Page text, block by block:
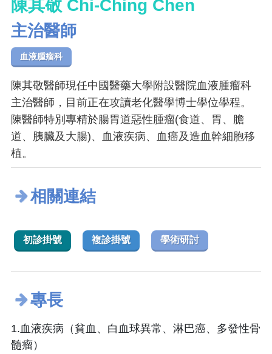
陳其敬 Chi-Ching Chen
主治醫師
血液腫瘤科
陳其敬醫師現任中國醫藥大學附設醫院血液腫瘤科
主治醫師，目前正在攻讀老化醫學博士學位學程。
陳醫師特別專精於腸胃道惡性腫瘤(食道、胃、膽
道、胰臟及大腸)、血液疾病、血癌及造血幹細胞移
植。
相關連結
初診掛號 複診掛號 學術研討
專長
1.血液疾病（貧血、白血球異常、淋巴癌、多發性骨
髓瘤）